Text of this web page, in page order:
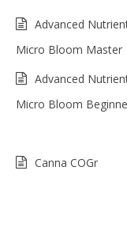
Advanced
Micro Bloom Master
Advanced
Micro Bloom
Canna COGr